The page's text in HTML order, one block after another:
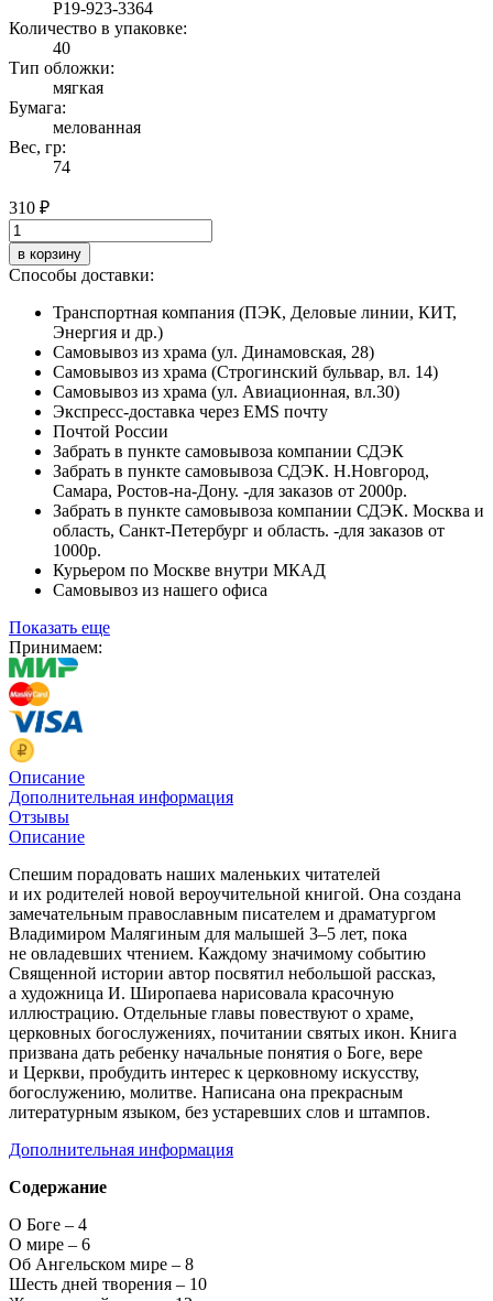
Р19-923-3364
Количество в упаковке:
40
Тип обложки:
мягкая
Бумага:
мелованная
Вес, гр:
74
310 ₽
в корзину
Способы доставки:
Транспортная компания (ПЭК, Деловые линии, КИТ,
Энергия и др.)
Самовывоз из храма (ул. Динамовская, 28)
Самовывоз из храма (Строгинский бульвар, вл. 14)
Самовывоз из храма (ул. Авиационная, вл.30)
Экспресс-доставка через EMS почту
Почтой России
Забрать в пункте самовывоза компании СДЭК
Забрать в пункте самовывоза СДЭК. Н.Новгород,
Самара, Ростов-на-Дону. -для заказов от 2000р.
Забрать в пункте самовывоза компании СДЭК. Москва и
область, Санкт-Петербург и область. -для заказов от
1000р.
Курьером по Москве внутри МКАД
Самовывоз из нашего офиса
Показать еще
Принимаем:
Описание
Дополнительная информация
Отзывы
Описание
Спешим порадовать наших маленьких читателей
и их родителей новой вероучительной книгой. Она создана
замечательным православным писателем и драматургом
Владимиром Малягиным для малышей 3–5 лет, пока
не овладевших чтением. Каждому значимому событию
Священной истории автор посвятил небольшой рассказ,
а художница И. Широпаева нарисовала красочную
иллюстрацию. Отдельные главы повествуют о храме,
церковных богослужениях, почитании святых икон. Книга
призвана дать ребенку начальные понятия о Боге, вере
и Церкви, пробудить интерес к церковному искусству,
богослужению, молитве. Написана она прекрасным
литературным языком, без устаревших слов и штампов.
Дополнительная информация
Содержание
О Боге – 4
О мире – 6
Об Ангельском мире – 8
Шесть дней творения – 10